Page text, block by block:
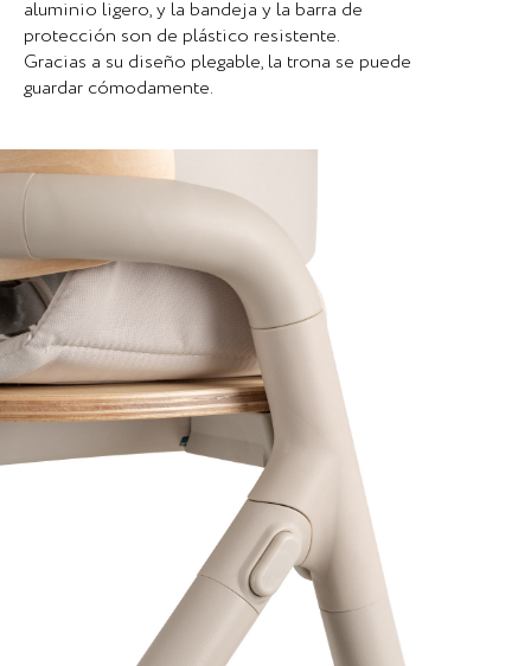
aluminio ligero, y la bandeja y la barra de
protección son de plástico resistente.
Gracias a su diseño plegable, la trona se puede
guardar cómodamente.